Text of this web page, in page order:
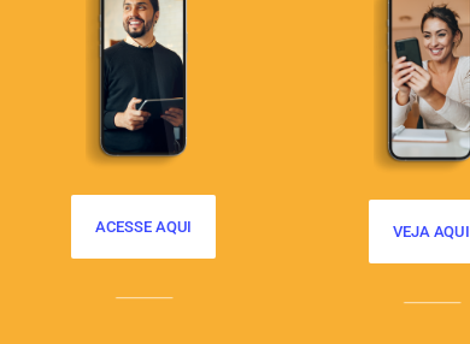
ACESSE AQUI VEJA AQUI